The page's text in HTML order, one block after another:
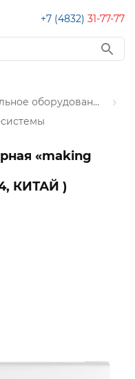
+7 (4832) 31-77-77
Вентиляция. Газовое и отопительное оборудование
«making
КИТАЙ )